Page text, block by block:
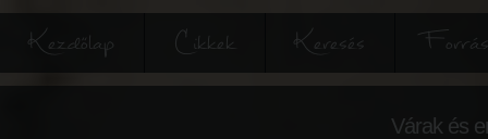
Kezdőlap Cikkek Keresés
Várak és